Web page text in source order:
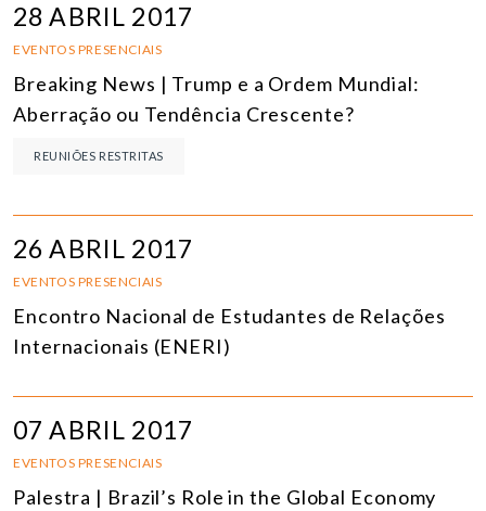
28 ABRIL 2017
EVENTOS PRESENCIAIS
Breaking News | Trump e a Ordem Mundial:
Aberração ou Tendência Crescente?
REUNIÕES RESTRITAS
26 ABRIL 2017
EVENTOS PRESENCIAIS
Encontro Nacional de Estudantes de Relações
Internacionais (ENERI)
07 ABRIL 2017
EVENTOS PRESENCIAIS
Palestra | Brazil’s Role in the Global Economy